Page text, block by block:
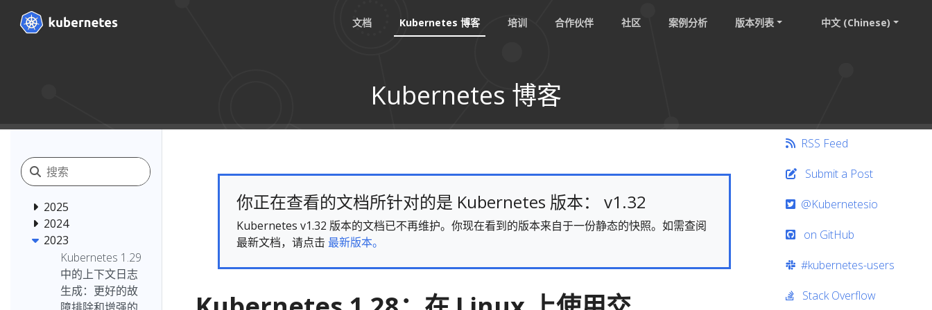
文档 Kubernetes 博客 培训 合作伙伴 社区 案例分析 版本列表 中文 (Chinese)
Kubernetes 博客
2025
2024
2023
Kubernetes 1.29
中的上下文日志
生成：更好的故
你正在查看的文档所针对的是 Kubernetes 版本： v1.32
Kubernetes v1.32 版本的文档已不再维护。你现在看到的版本来自于一份静态的快照。如需查阅
最新文档，请点击 最新版本。
RSS Feed
Submit a Post
@Kubernetesio
on GitHub
#kubernetes-users
Stack Overflow